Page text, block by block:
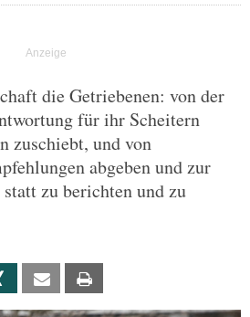
die Getriebenen: von der
für ihr Scheitern
zuschiebt, und von
abgeben und zur
zu berichten und zu
Xing Email